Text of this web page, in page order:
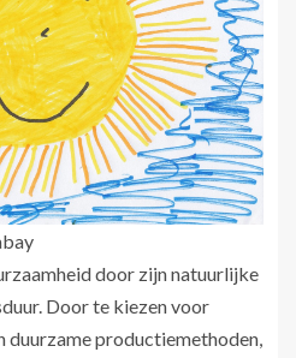
door zijn natuurlijke
Door te kiezen voor
duurzame productiemethoden,